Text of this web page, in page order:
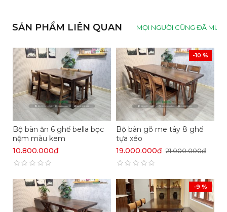
trơn bóng cả 2 mặt
Góc bếp yêu thương với những bửa cơm ngon
sum vầy bên nhau cũng Bộbàn tròn gỗ me tây
nguyên khối tự nhiên, với phong cách mộc mạc
hoài cổ tạo cho căn bếp nhà bạn thêm ấm áp
mỗi khi gia đình đoàn viên
SẢN PHẨM LIÊN QUAN MỌI NGƯỜI CŨNG ĐÃ MUA
Bộ bàn ăn 6 ghế bella bọc
nệm màu kem
10.800.000₫
-10 %
Bộ bàn gỗ me tây 8 ghế
tựa xéo
19.000.000₫ 21.000.000₫
-9 %